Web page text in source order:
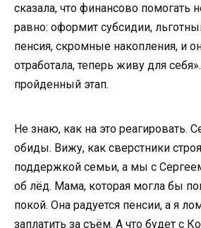
сказала, что финансово помогать
равно: оформит субсидии,
пенсия, скромные накопления, и
отработала, теперь живу для
пройденный этап.
Не знаю, как на это реагировать.
обиды. Вижу, как сверстники
поддержкой семьи, а мы с
об лёд. Мама, которая могла бы
покой. Она радуется пенсии, а я
заплатить за съём. А что будет с